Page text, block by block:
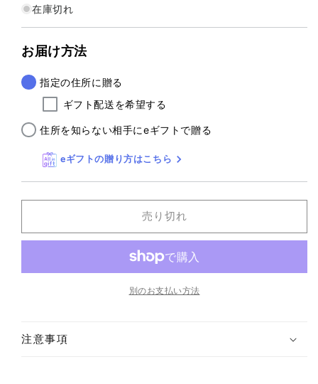
在庫切れ
お届け方法
指定の住所に贈る
ギフト配送を希望する
住所を知らない相手にeギフトで贈る
eギフトの贈り方はこちら
売り切れ
別のお支払い方法
注意事項